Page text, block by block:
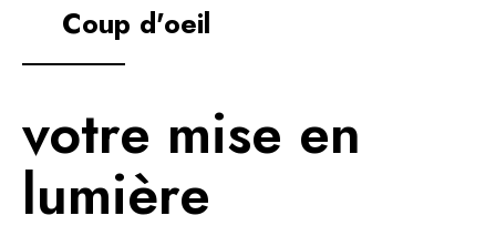
Coup d'oeil
votre mise en
lumière